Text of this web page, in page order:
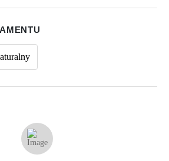
ponadczasowy design, o łącznej